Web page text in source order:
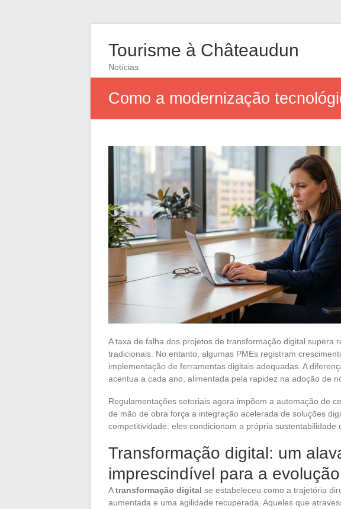
Tourisme à Châteaudun
Notícias
Como a modernização
A taxa de falha dos projetos de transformação digital supera
tradicionais. No entanto, algumas PMEs registram
implementação de ferramentas digitais adequadas. A
acentua a cada ano, alimentada pela rapidez na adoção de
Regulamentações setoriais agora impõem a automação de
de mão de obra força a integração acelerada de soluções
competitividade: eles condicionam a própria sustentabilidade
Transformação digital: um
imprescindível para a
Atransformação digital se estabeleceu como a trajetória
aumentada e uma agilidade recuperada. Aqueles que